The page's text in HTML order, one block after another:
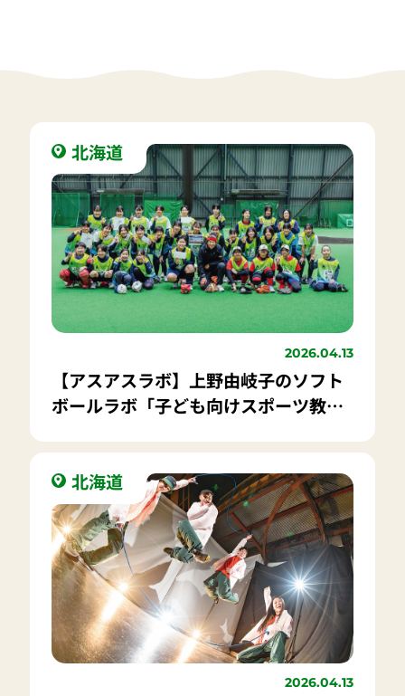
北海道
2026.04.13
【アスアスラボ】上野由岐子のソフト
ボールラボ「子ども向けスポーツ教
けスポーツ教室 ＃47 寺田明日香と
北風沙織のかけっこラボ
北海道
2026.04.13